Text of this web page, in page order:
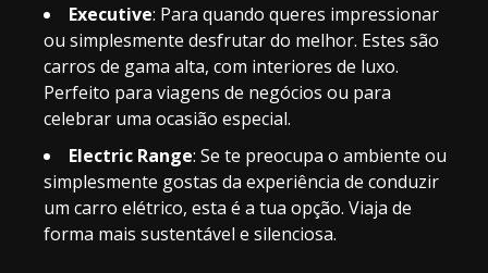
Executive: Para quando queres impressionar
ou simplesmente desfrutar do melhor. Estes são
carros de gama alta, com interiores de luxo.
Perfeito para viagens de negócios ou para
celebrar uma ocasião especial.
Electric Range: Se te preocupa o ambiente ou
simplesmente gostas da experiência de conduzir
um carro elétrico, esta é a tua opção. Viaja de
forma mais sustentável e silenciosa.